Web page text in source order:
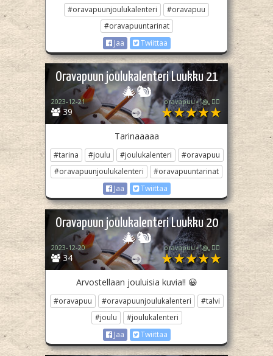
#oravapuunjoulukalenteri
#oravapuu
#oravapuuntarinat
Jaa
Twiittaa
Oravapuun joulukalenteri Luukku 21
🎄🐿️
39
2023-12-21 oravapuu⋆˚꩜｡🏳️‍🌈
Tarinaaaaa
#tarina #joulu #joulukalenteri
#oravapuu
#oravapuunjoulukalenteri
#oravapuuntarinat
Jaa
Twiittaa
Oravapuun joulukalenteri Luukku 20
🎄🐿️
34
2023-12-20 oravapuu⋆˚꩜｡🏳️‍🌈
Arvostellaan jouluisia kuvia!! 😀
#oravapuu #oravapuunjoulukalenteri
#talvi
#joulu
#joulukalenteri
Jaa
Twiittaa